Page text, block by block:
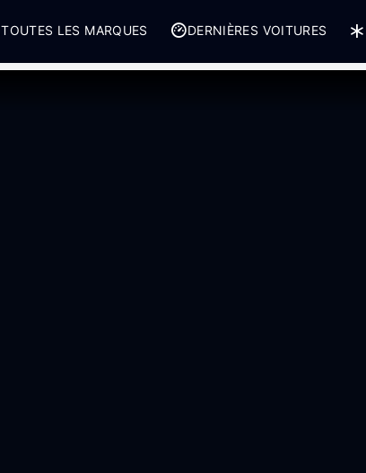
TOUTES LES MARQUES DERNIÈRES VOITURES